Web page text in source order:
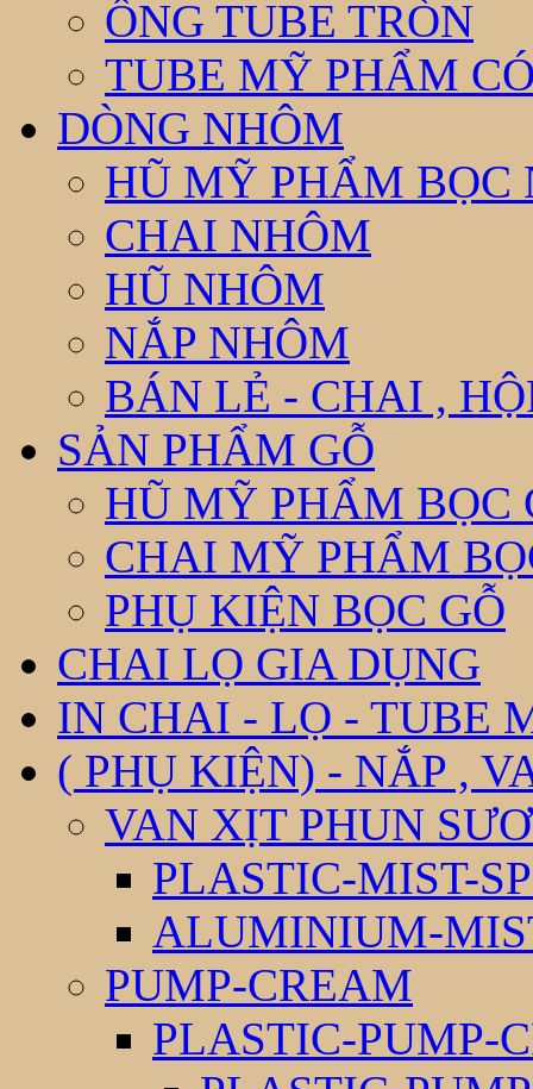
ỐNG TUBE TRÒN
TUBE MỸ PHẨM
DÒNG NHÔM
HŨ MỸ PHẨM BỌC
CHAI NHÔM
HŨ NHÔM
NẮP NHÔM
BÁN LẺ - CHAI ,
SẢN PHẨM GỖ
HŨ MỸ PHẨM BỌC
CHAI MỸ PHẨM
PHỤ KIỆN BỌC GỖ
CHAI LỌ GIA DỤNG
IN CHAI - LỌ - TUBE
( PHỤ KIỆN) - NẮP ,
VAN XỊT PHUN
PLASTIC-MIST-
ALUMINIUM-
PUMP-CREAM
PLASTIC-PUMP-